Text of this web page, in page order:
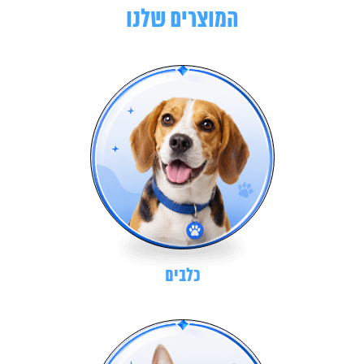
המוצרים שלנו
כלבים